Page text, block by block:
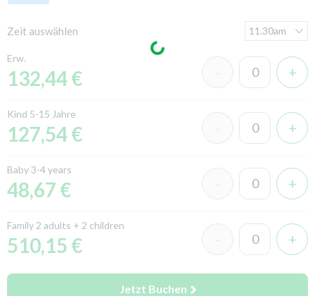
Zeit auswählen
Erw.
132,44 €
Kind 5-15 Jahre
127,54 €
Baby 3-4 years
48,67 €
Family 2 adults + 2 children
510,15 €
Jetzt Buchen